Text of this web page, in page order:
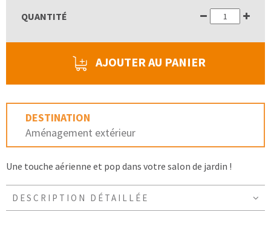
QUANTITÉ
AJOUTER AU PANIER
DESTINATION
Aménagement extérieur
Une touche aérienne et pop dans votre salon de jardin !
DESCRIPTION DÉTAILLÉE